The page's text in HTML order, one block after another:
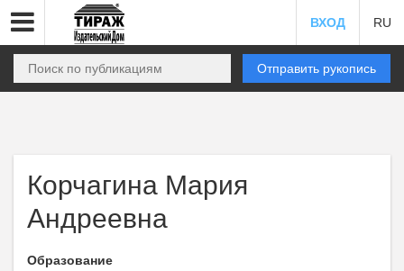
ВХОД RU
Отправить рукопись
Корчагина Мария
Андреевна
Образование